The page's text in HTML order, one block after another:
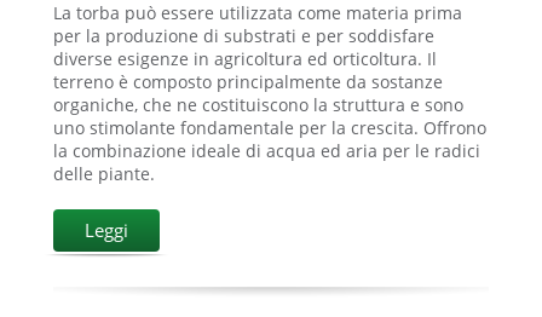
La torba può essere utilizzata come materia prima
per la produzione di substrati e per soddisfare
diverse esigenze in agricoltura ed orticoltura. Il
terreno è composto principalmente da sostanze
organiche, che ne costituiscono la struttura e sono
uno stimolante fondamentale per la crescita. Offrono
la combinazione ideale di acqua ed aria per le radici
delle piante.
Leggi